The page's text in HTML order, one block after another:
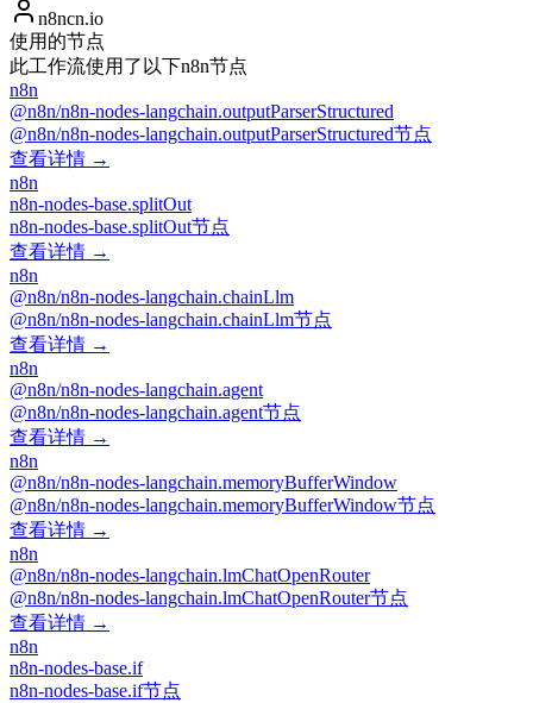
n8ncn.io
使用的节点
此工作流使用了以下n8n节点
n8n
@n8n/n8n-nodes-langchain.outputParserStructured
@n8n/n8n-nodes-langchain.outputParserStructured节点
查看详情 →
n8n
n8n-nodes-base.splitOut
n8n-nodes-base.splitOut节点
查看详情 →
n8n
@n8n/n8n-nodes-langchain.chainLlm
@n8n/n8n-nodes-langchain.chainLlm节点
查看详情 →
n8n
@n8n/n8n-nodes-langchain.agent
@n8n/n8n-nodes-langchain.agent节点
查看详情 →
n8n
@n8n/n8n-nodes-langchain.memoryBufferWindow
@n8n/n8n-nodes-langchain.memoryBufferWindow节点
查看详情 →
n8n
@n8n/n8n-nodes-langchain.lmChatOpenRouter
@n8n/n8n-nodes-langchain.lmChatOpenRouter节点
查看详情 →
n8n
n8n-nodes-base.if
n8n-nodes-base.if节点